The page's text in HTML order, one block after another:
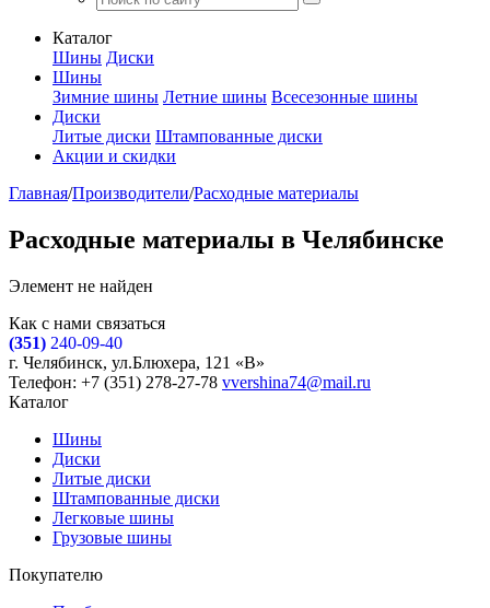
Каталог
Шины Диски
Шины
Зимние шины Летние шины Всесезонные шины
Диски
Литые диски Штампованные диски
Акции и скидки
Главная/Производители/Расходные материалы
Расходные материалы в Челябинске
Элемент не найден
Как с нами связаться
(351) 240-09-40
г. Челябинск, ул.Блюхера, 121 «В»
Телефон: +7 (351) 278-27-78 vvershina74@mail.ru
Каталог
Шины
Диски
Литые диски
Штампованные диски
Легковые шины
Грузовые шины
Покупателю